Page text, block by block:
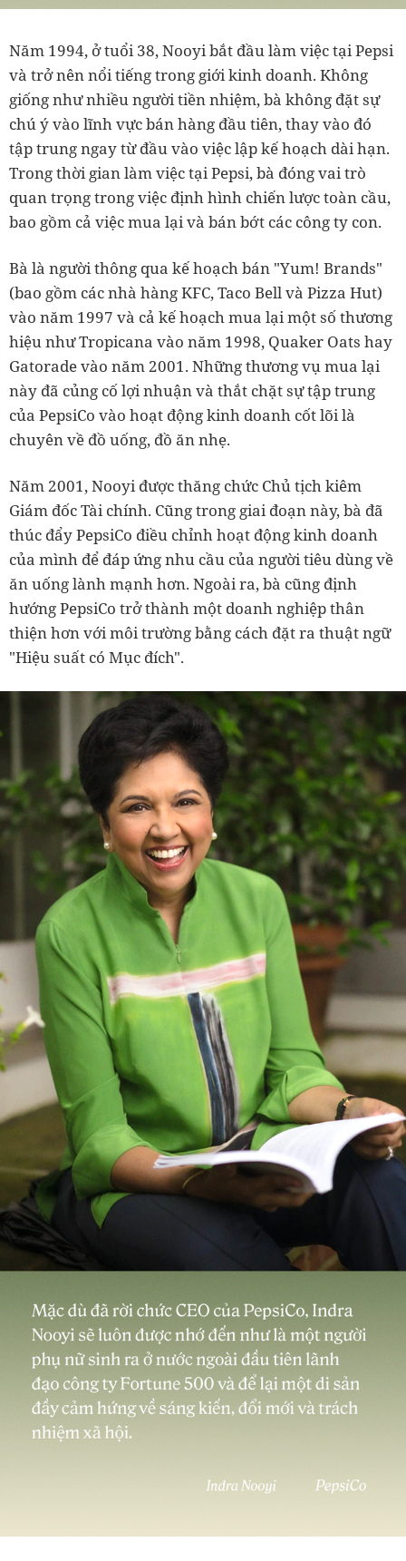
Năm 1994, ở tuổi 38, Nooyi bắt đầu làm việc tại Pepsi
và trở nên nổi tiếng trong giới kinh doanh. Không
giống như nhiều người tiền nhiệm, bà không đặt sự
chú ý vào lĩnh vực bán hàng đầu tiên, thay vào đó
tập trung ngay từ đầu vào việc lập kế hoạch dài hạn.
Trong thời gian làm việc tại Pepsi, bà đóng vai trò
quan trọng trong việc định hình chiến lược toàn cầu,
bao gồm cả việc mua lại và bán bớt các công ty con.
Bà là người thông qua kế hoạch bán "Yum! Brands"
(bao gồm các nhà hàng KFC, Taco Bell và Pizza Hut)
vào năm 1997 và cả kế hoạch mua lại một số thương
hiệu như Tropicana vào năm 1998, Quaker Oats hay
Gatorade vào năm 2001. Những thương vụ mua lại
này đã củng cố lợi nhuận và thắt chặt sự tập trung
của PepsiCo vào hoạt động kinh doanh cốt lõi là
chuyên về đồ uống, đồ ăn nhẹ.
Năm 2001, Nooyi được thăng chức Chủ tịch kiêm
Giám đốc Tài chính. Cũng trong giai đoạn này, bà đã
thúc đẩy PepsiCo điều chỉnh hoạt động kinh doanh
của mình để đáp ứng nhu cầu của người tiêu dùng về
ăn uống lành mạnh hơn. Ngoài ra, bà cũng định
hướng PepsiCo trở thành một doanh nghiệp thân
thiện hơn với môi trường bằng cách đặt ra thuật ngữ
"Hiệu suất có Mục đích".